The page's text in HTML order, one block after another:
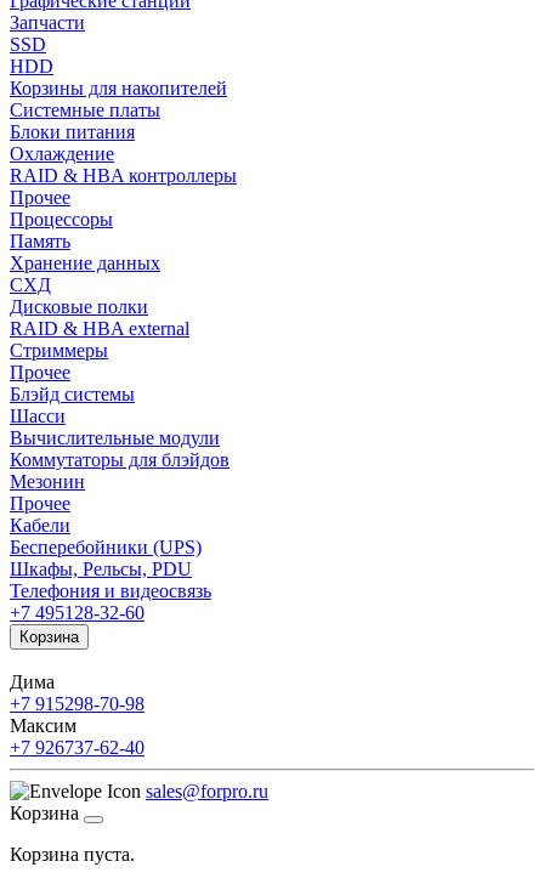
Запчасти
SSD
HDD
Корзины для накопителей
Системные платы
Блоки питания
Охлаждение
RAID & HBA контроллеры
Прочее
Процессоры
Память
Хранение данных
СХД
Дисковые полки
RAID & HBA external
Стриммеры
Прочее
Блэйд системы
Шасси
Вычислительные модули
Коммутаторы для блэйдов
Мезонин
Прочее
Кабели
Бесперебойники (UPS)
Шкафы, Рельсы, PDU
Телефония и видеосвязь
+7 495128-32-60
Корзина
Дима
+7 915298-70-98
Максим
+7 926737-62-40
sales@forpro.ru
Корзина
Корзина пуста.